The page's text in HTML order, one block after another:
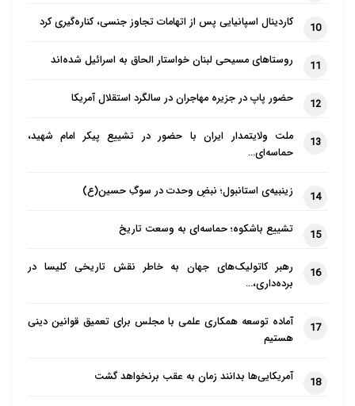
10 کاردینال اسپانیایی پس از اتهامات تجاوز جنسی، کناره‌گیری کرد
11 روستاهای مسیحی لبنان خواستار الحاق به اسرائیل شده‌اند
12 حضور پاپ در جزیره مهاجران در سالگرد استقلال آمریکا
13
ملت ولایتمدار ایران با حضور در تشییع پیکر امام شهید،
حماسه‌ای…
14 زینبیه‌ی استانبول؛ نبضِ وحدت در سوگِ حسین(ع)
15 تشییع باشکوه؛ حماسه‌ای به وسعت تاریخ
16
رهبر کاتولیک‌های جهان به خاطر نقش تاریخی کلیسا در
برده‌داری،…
17
آماده توسعه همکاری علمی با مجلس برای تعمیق قوانین دینی
هستیم
18 آمریکایی‌ها بدانند زمان به عقب برنخواهد گشت